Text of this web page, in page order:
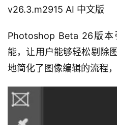
v26.3.m2915 AI 中文版
Photoshop Beta 26版
能，让用户能够轻松剔除
地简化了图像编辑的流程